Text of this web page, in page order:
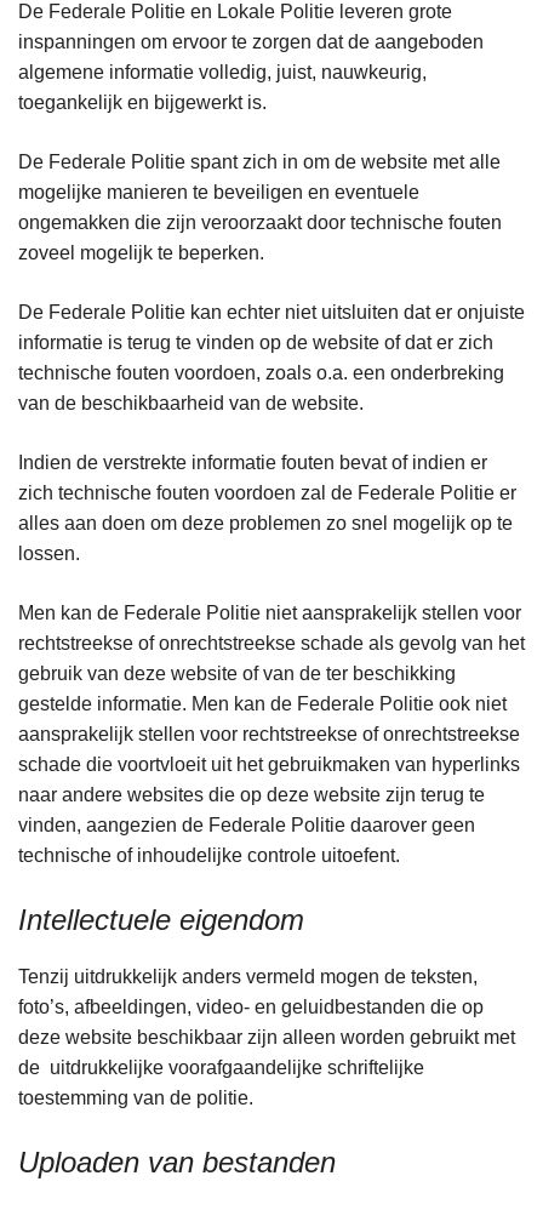
De Federale Politie en Lokale Politie leveren grote
inspanningen om ervoor te zorgen dat de aangeboden
algemene informatie volledig, juist, nauwkeurig,
toegankelijk en bijgewerkt is.
De Federale Politie spant zich in om de website met alle
mogelijke manieren te beveiligen en eventuele
ongemakken die zijn veroorzaakt door technische fouten
zoveel mogelijk te beperken.
De Federale Politie kan echter niet uitsluiten dat er onjuiste
informatie is terug te vinden op de website of dat er zich
technische fouten voordoen, zoals o.a. een onderbreking
van de beschikbaarheid van de website.
Indien de verstrekte informatie fouten bevat of indien er
zich technische fouten voordoen zal de Federale Politie er
alles aan doen om deze problemen zo snel mogelijk op te
lossen.
Men kan de Federale Politie niet aansprakelijk stellen voor
rechtstreekse of onrechtstreekse schade als gevolg van het
gebruik van deze website of van de ter beschikking
gestelde informatie. Men kan de Federale Politie ook niet
aansprakelijk stellen voor rechtstreekse of onrechtstreekse
schade die voortvloeit uit het gebruikmaken van hyperlinks
naar andere websites die op deze website zijn terug te
vinden, aangezien de Federale Politie daarover geen
technische of inhoudelijke controle uitoefent.
Intellectuele eigendom
Tenzij uitdrukkelijk anders vermeld mogen de teksten,
foto’s, afbeeldingen, video- en geluidbestanden die op
deze website beschikbaar zijn alleen worden gebruikt met
de uitdrukkelijke voorafgaandelijke schriftelijke
toestemming van de politie.
Uploaden van bestanden